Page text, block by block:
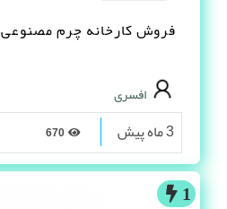
فروش کارخانه چرم مصنوعى PVC در شیراز
افسری
3 ماه پیش
1